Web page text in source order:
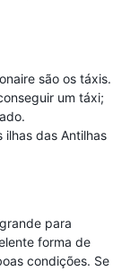
são os táxis.
um táxi;
das Antilhas
para
forma de
condições. Se